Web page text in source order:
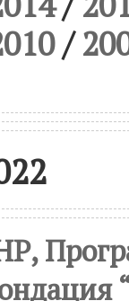
/